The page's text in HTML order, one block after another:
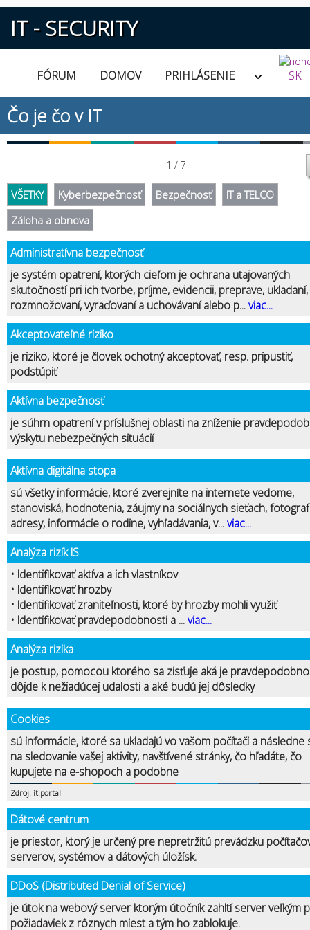
IT - SECURITY
FÓRUM DOMOV PRIHLÁSENIE SK
Čo je čo v IT
1 / 7
VŠETKY Kyberbezpečnosť Bezpečnosť
IT a TELCO
Záloha a obnova
Administratívna bezpečnosť
je systém opatrení, ktorých cieľom je ochrana utajovaných
skutočností pri ich tvorbe, príjme, evidencii, preprave, ukladaní,
rozmnožovaní, vyraďovaní a uchovávaní alebo p...viac...
Akceptovateľné riziko
je riziko, ktoré je človek ochotný akceptovať, resp. pripustiť,
podstúpiť
Aktívna bezpečnosť
je súhrn opatrení v príslušnej oblasti na zníženie
výskytu nebezpečných situácií
Aktívna digitálna stopa
sú všetky informácie, ktoré zverejníte na internete vedome,
stanoviská, hodnotenia, záujmy na sociálnych sieťach,
adresy, informácie o rodine, vyhľadávania, v...viac...
Analýza rizík IS
• Identifikovať aktíva a ich vlastníkov
• Identifikovať hrozby
• Identifikovať zraniteľnosti, ktoré by hrozby mohli využiť
• Identifikovať pravdepodobnosti a ...viac...
Analýza rizika
je postup, pomocou ktorého sa zisťuje aká je
dôjde k nežiadúcej udalosti a aké budú jej dôsledky
Cookies
sú informácie, ktoré sa ukladajú vo vašom počítači a následne
na sledovanie vašej aktivity, navštívené stránky, čo hľadáte, čo
kupujete na e-shopoch a podobne
Zdroj: it.portal
Dátové centrum
je priestor, ktorý je určený pre nepretržitú prevádzku
serverov, systémov a dátových úložísk.
DDoS (Distributed Denial of Service)
je útok na webový server ktorým útočník zahltí server veľkým
požiadaviek z rôznych miest a tým ho zablokuje.